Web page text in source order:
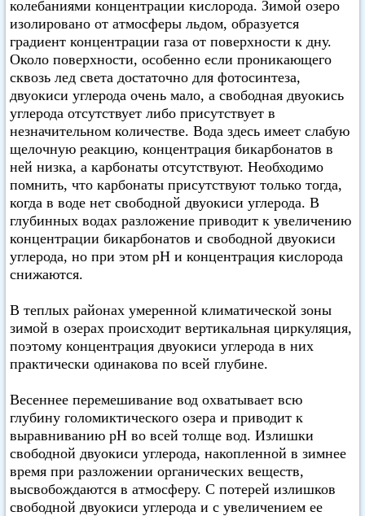
колебаниями концентрации кислорода. Зимой озеро
изолировано от атмосферы льдом, образуется
градиент концентрации газа от поверхности к дну.
Около поверхности, особенно если проникающего
сквозь лед света достаточно для фотосинтеза,
двуокиси углерода очень мало, а свободная двуокись
углерода отсутствует либо присутствует в
незначительном количестве. Вода здесь имеет слабую
щелочную реакцию, концентрация бикарбонатов в
ней низка, а карбонаты отсутствуют. Необходимо
помнить, что карбонаты присутствуют только тогда,
когда в воде нет свободной двуокиси углерода. В
глубинных водах разложение приводит к увеличению
концентрации бикарбонатов и свободной двуокиси
углерода, но при этом pH и концентрация кислорода
снижаются.
В теплых районах умеренной климатической зоны
зимой в озерах происходит вертикальная циркуляция,
поэтому концентрация двуокиси углерода в них
практически одинакова по всей глубине.
Весеннее перемешивание вод охватывает всю
глубину голомиктического озера и приводит к
выравниванию pH во всей толще вод. Излишки
свободной двуокиси углерода, накопленной в зимнее
время при разложении органических веществ,
высвобождаются в атмосферу. С потерей излишков
свободной двуокиси углерода и с увеличением ее